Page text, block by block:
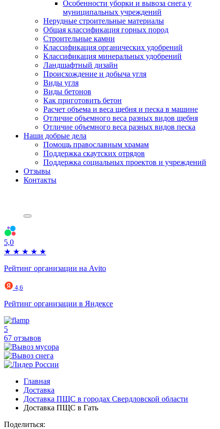
Особенности уборки и вывоза снега у
муниципальных учреждений
Нерудные строительные материалы
Общая классификация горных пород
Строительные камни
Классификация органических удобрений
Классификация минеральных удобрений
Ландшафтный дизайн
Происхождение и добыча угля
Виды угля
Виды бетонов
Как приготовить бетон
Расчет объема и веса щебня и песка в машине
Отличие объемного веса разных видов щебня
Отличие объемного веса разных видов песка
Наши добрые дела
Помощь православным храмам
Поддержка скаутских отрядов
Поддержка социальных проектов и учреждений
Отзывы
Контакты
5,0
★ ★ ★ ★ ★
Рейтинг организации на Avito
4,6
Рейтинг организации в Яндексе
5
67 отзывов
Главная
Доставка
Доставка ПЩС в городах Свердловской области
Доставка ПЩС в Гать
Поделиться: